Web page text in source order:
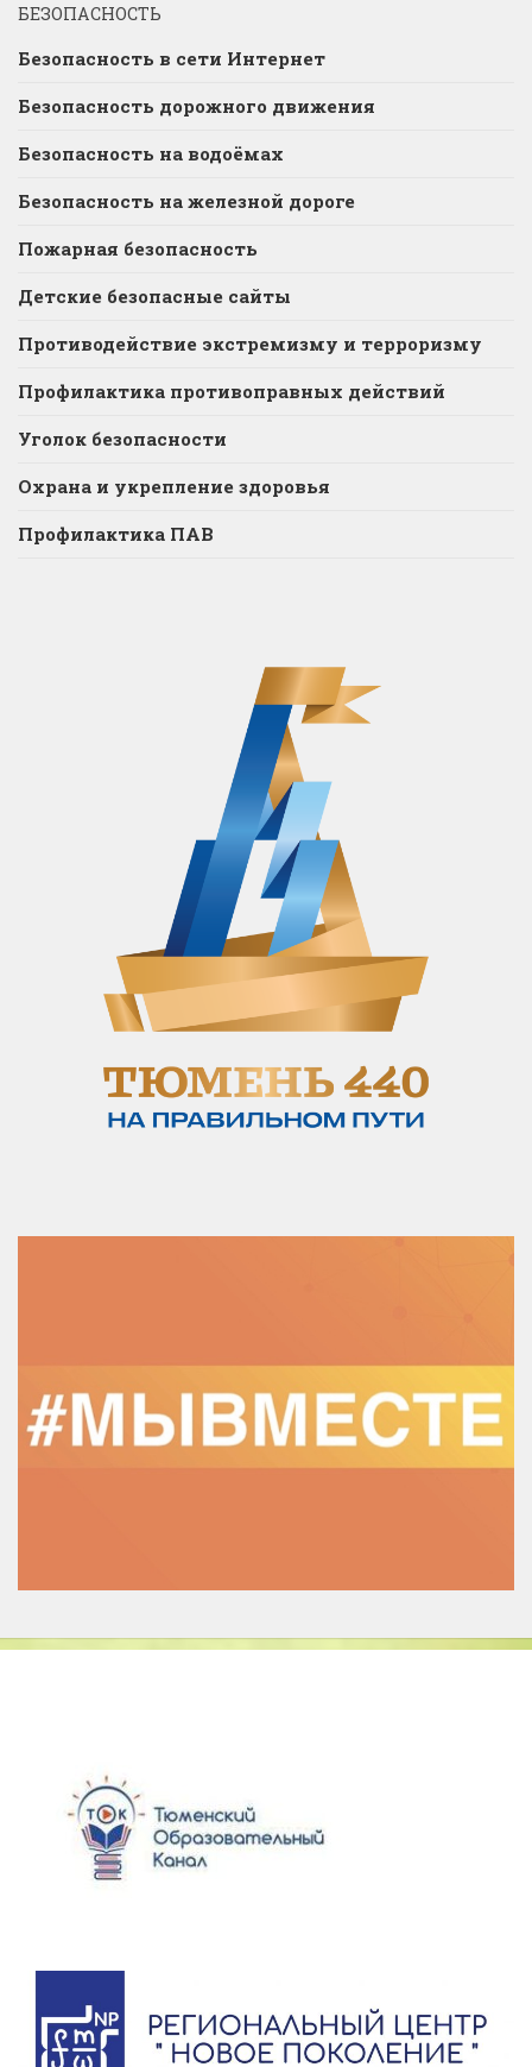
БЕЗОПАСНОСТЬ
Безопасность в сети Интернет
Безопасность дорожного движения
Безопасность на водоёмах
Безопасность на железной дороге
Пожарная безопасность
Детские безопасные сайты
Противодействие экстремизму и терроризму
Профилактика противоправных действий
Уголок безопасности
Охрана и укрепление здоровья
Профилактика ПАВ